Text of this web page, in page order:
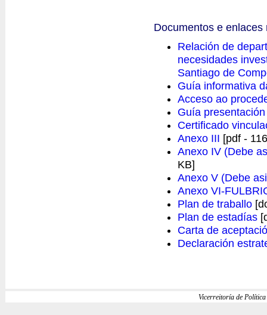
Documentos e enlaces
Relación de
necesidades
Santiago de
Guía informativa
Acceso ao
Guía
Certificado
Anexo III [pdf -
Anexo IV (Debe
KB]
Anexo V (Debe
Anexo VI-
Plan de traballo
Plan de estadías
Carta de
Declaración
Vicerreitoría de